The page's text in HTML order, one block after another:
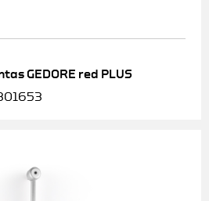
GEDORE red PLUS